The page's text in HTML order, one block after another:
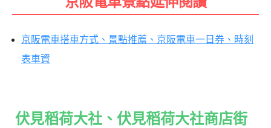
京阪電車搭車方式、景點推薦、京阪電車一日券、時刻
表車資
伏見稻荷大社、伏見稻荷大社商店街